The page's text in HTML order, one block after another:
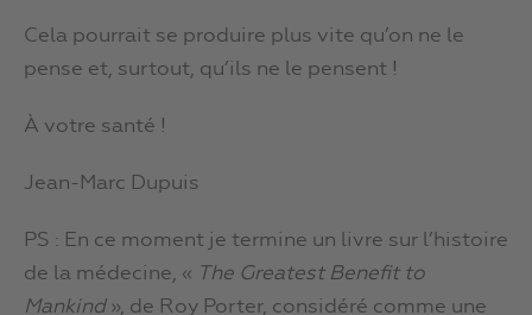
Cela pourrait se produire plus vite qu’on ne le
pense et, surtout, qu’ils ne le pensent !
À votre santé !
Jean-Marc Dupuis
PS : En ce moment je termine un livre sur l’histoire
de la médecine, « The Greatest Benefit to
Mankind», de Roy Porter, considéré comme une